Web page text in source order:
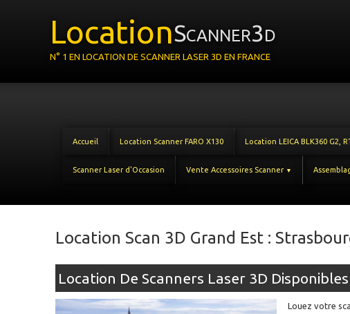
LocationScanner3d
N° 1 EN LOCATION DE SCANNER LASER 3D EN FRANCE
Accueil Location Scanner FARO X130 Location LEICA BLK360 G2,
Scanner Laser d'Occasion Vente Accessoires Scanner ▼
Location Scan 3D Grand Est :
Location De Scanners Laser 3D
Louez votre